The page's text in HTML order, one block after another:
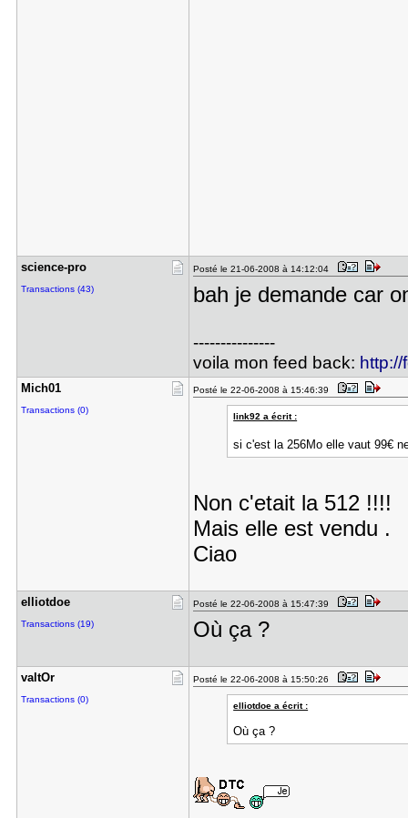
science-pr​o
Transactions (43)
Posté le 21-06-2008 à 14:12:04
bah je demande car
---------------
voila mon feed back:
Mich01
Transactions (0)
Posté le 22-06-2008 à 15:46:39
link92 a écrit :
si c'est la 256Mo elle vaut 99€
Non c'etait la 512 !!!!
Mais elle est vendu .
Ciao
elliotdoe
Transactions (19)
Posté le 22-06-2008 à 15:47:39
Où ça ?
valtOr
Transactions (0)
Posté le 22-06-2008 à 15:50:26
elliotdoe a écrit :
Où ça ?